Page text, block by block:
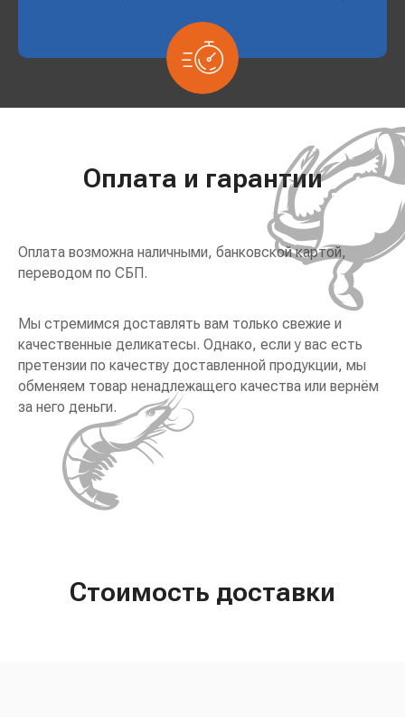
Оплата и гарантии
Оплата возможна наличными, банковской картой,
переводом по СБП.
Мы стремимся доставлять вам только свежие и
качественные деликатесы. Однако, если у вас есть
претензии по качеству доставленной продукции, мы
обменяем товар ненадлежащего качества или вернём
за него деньги.
Стоимость доставки